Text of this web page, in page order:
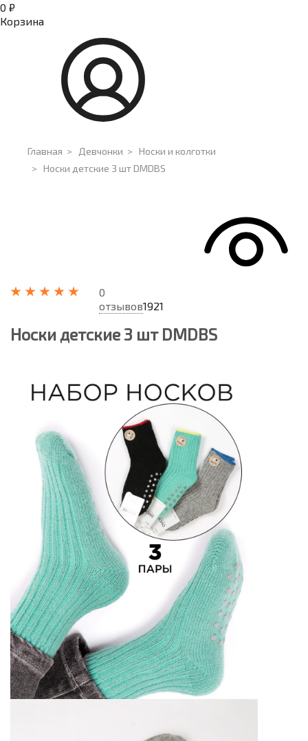
0 ₽
Корзина
Главная > Девчонки > Носки и колготки
> Носки детские 3 шт DMDBS
0
отзывов1921
Носки детские 3 шт DMDBS